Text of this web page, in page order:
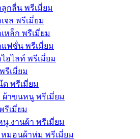
กลื่น พรีเมี่ยม
จล พรีเมี่ยม
หล็ก พรีเมี่ยม
ฟชั่น พรีเมี่ยม
ฮไลท์ พรีเมี่ยม
รีเมี่ยม
พรีเมี่ยม
าขนหนู พรีเมี่ยม
รีเมี่ยม
งานผ้า พรีเมี่ยม
มอนผ้าห่ม พรีเมี่ยม